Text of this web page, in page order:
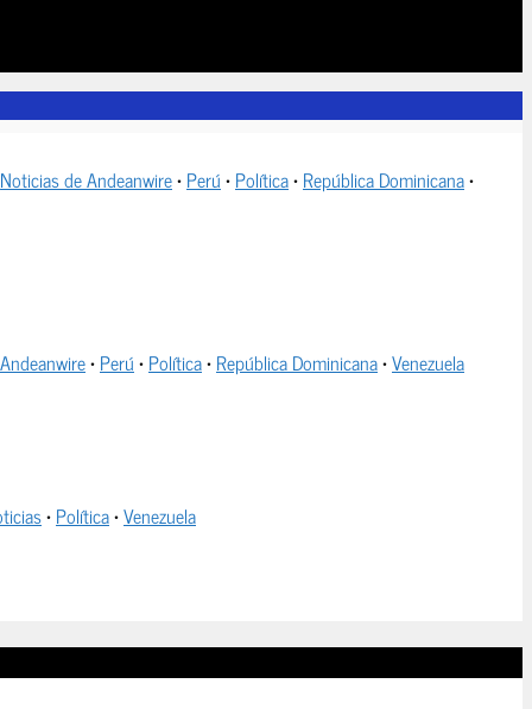
Noticias de Andeanwire•Perú•Política•República Dominicana•
•Perú•Política•República Dominicana•Venezuela
•Política•Venezuela